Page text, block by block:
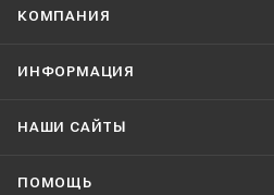
КОМПАНИЯ
ИНФОРМАЦИЯ
НАШИ CАЙТЫ
ПОМОЩЬ